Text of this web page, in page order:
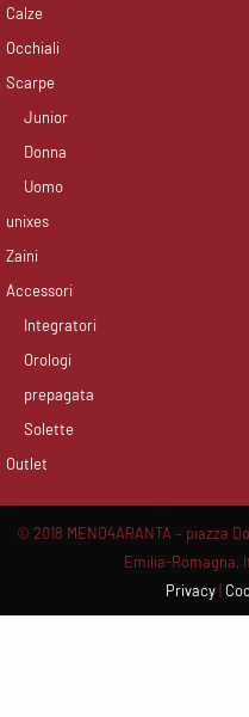
Calze
Occhiali
Scarpe
Junior
Donna
Uomo
unixes
Zaini
Accessori
Integratori
Orologi
prepagata
Solette
Outlet
© 2018 MENO4ARANTA – piazza
Emilia-Romagna,
Privacy|